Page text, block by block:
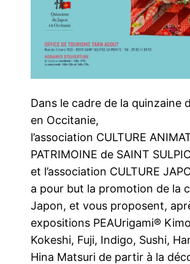
Dans le cadre de la quinzaine
en Occitanie,
l’association CULTURE
PATRIMOINE de SAINT
et l’association CULTURE
a pour but la promotion de la
Japon, et vous proposent,
expositions PEAUrigami®
Kokeshi, Fuji, Indigo, Sushi,
Hina Matsuri de partir à la